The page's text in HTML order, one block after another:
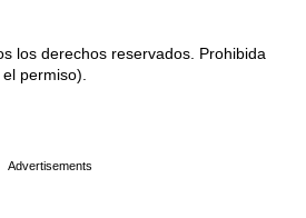
los derechos reservados. Prohibida
permiso).